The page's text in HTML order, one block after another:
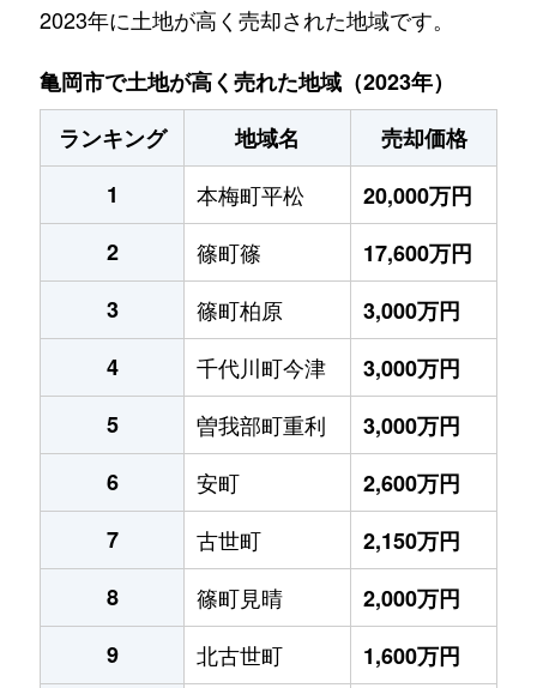
2023年に土地が高く売却された地域です。
亀岡市で土地が高く売れた地域（2023年）
ランキング
地域名
売却価格
1
本梅町平松
20,000万円
2
篠町篠
17,600万円
3
篠町柏原
3,000万円
4
千代川町今津
3,000万円
5
曽我部町重利
3,000万円
6
安町
2,600万円
7
古世町
2,150万円
8
篠町見晴
2,000万円
9
北古世町
1,600万円